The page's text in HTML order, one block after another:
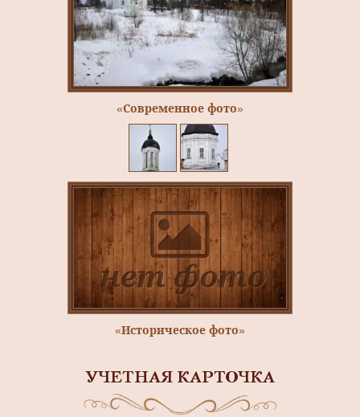
«Современное фото»
«Историческое фото»
УЧЕТНАЯ КАРТОЧКА